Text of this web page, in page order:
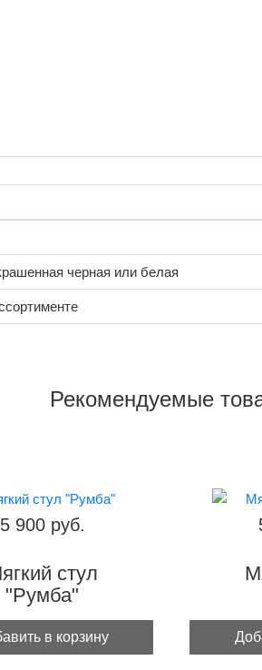
черная или белая
Рекомендуемые
5 900 руб.
стул
"Румба"
в корзину